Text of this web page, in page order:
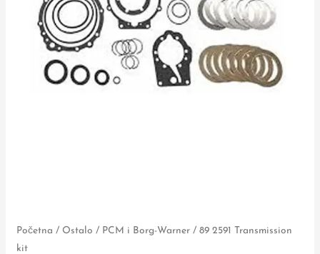
Početna / Ostalo / PCM i Borg-Warner / 89 2591 Transmission
kit